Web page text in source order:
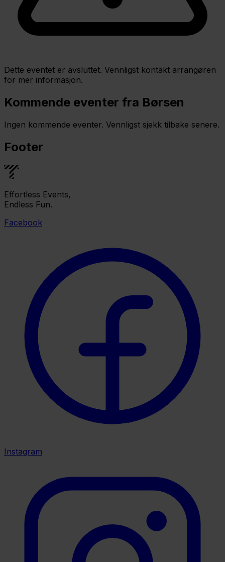
Dette eventet er avsluttet. Vennligst kontakt arrangøren
for mer informasjon.
Kommende eventer fra Børsen
Ingen kommende eventer. Vennligst sjekk tilbake senere.
Footer
Effortless Events,
Endless Fun.
Facebook
Instagram